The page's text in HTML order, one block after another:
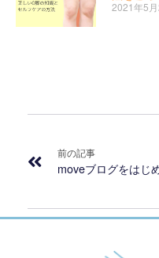
2021年5
前の記事